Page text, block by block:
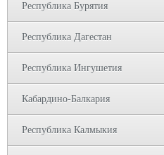
Республика Бурятия
Республика Дагестан
Республика Ингушетия
Кабардино-Балкария
Республика Калмыкия